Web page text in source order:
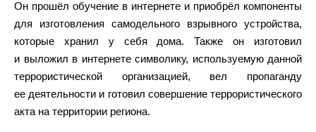
Он прошёл обучение в интернете и приобрёл компоненты
для изготовления самодельного взрывного устройства,
которые хранил у себя дома. Также он изготовил
и выложил в интернете символику, используемую данной
террористической организацией, вел пропаганду
ее деятельности и готовил совершение террористического
акта на территории региона.